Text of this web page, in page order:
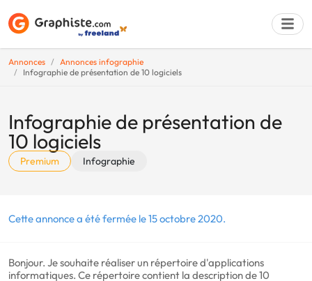
Annonces
Annonces infographie
Infographie de présentation de 10 logiciels
Infographie de présentation de
10 logiciels
Premium Infographie
Cette annonce a été fermée le 15 octobre 2020.
Bonjour. Je souhaite réaliser un répertoire d'applications
informatiques. Ce répertoire contient la description de 10